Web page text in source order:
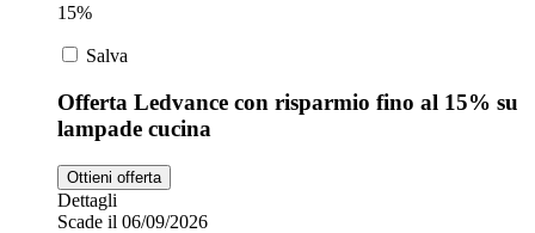
15%
Salva
Offerta Ledvance con risparmio fino al 15% su
lampade cucina
Ottieni offerta
Dettagli
Scade il 06/09/2026